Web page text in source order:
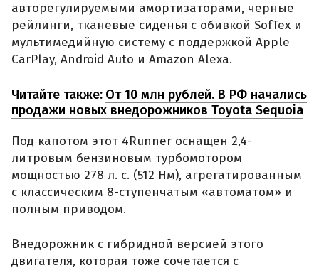
авторегулируемыми амортизаторами, черные
рейлинги, тканевые сиденья с обивкой SofTex и
мультимедийную систему с поддержкой Apple
CarPlay, Android Auto и Amazon Alexa.
Читайте также: От 10 млн рублей. В РФ начались
продажи новых внедорожников Toyota Sequoia
Под капотом этот 4Runner оснащен 2,4-
литровым бензиновым турбомотором
мощностью 278 л. с. (512 Нм), агрегатированным
с классическим 8-ступенчатым «автоматом» и
полным приводом.
Внедорожник с гибридной версией этого
двигателя, которая тоже сочетается с